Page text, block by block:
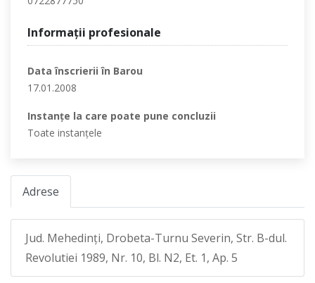
Informaţii profesionale
Data înscrierii în Barou
17.01.2008
Instanţe la care poate pune concluzii
Toate instanţele
Adrese
Jud. Mehedinţi, Drobeta-Turnu Severin, Str. B-dul.
Revolutiei 1989, Nr. 10, Bl. N2, Et. 1, Ap. 5